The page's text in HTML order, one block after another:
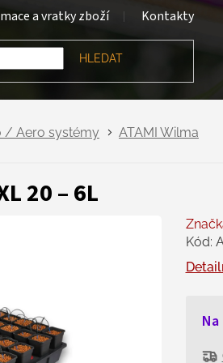
a vratky zboží Kontakty
HLEDAT
/ Aero systémy ATAMI Wilma
20 – 6L
Kód: